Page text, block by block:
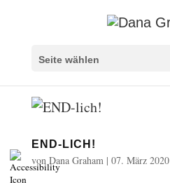
Seite wählen
END-LICH!
von Dana Graham| 07. März 2020
Überschriften markieren
settings
zoom_out Herauszoomen
zoom_in Vergrößern
remove_circle_outline Schrift